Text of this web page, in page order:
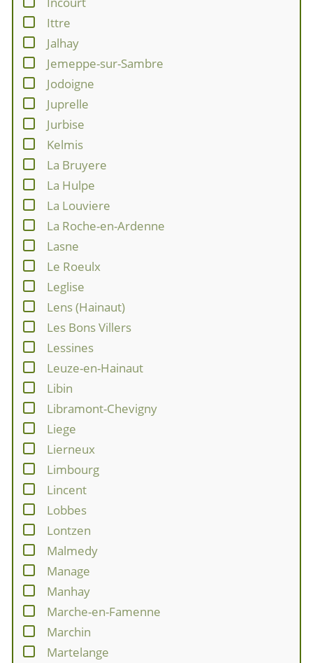
Ittre
Jalhay
Jemeppe-sur-Sambre
Jodoigne
Juprelle
Jurbise
Kelmis
La Bruyere
La Hulpe
La Louviere
La Roche-en-Ardenne
Lasne
Le Roeulx
Leglise
Lens (Hainaut)
Les Bons Villers
Lessines
Leuze-en-Hainaut
Libin
Libramont-Chevigny
Liege
Lierneux
Limbourg
Lincent
Lobbes
Lontzen
Malmedy
Manage
Manhay
Marche-en-Famenne
Marchin
Martelange